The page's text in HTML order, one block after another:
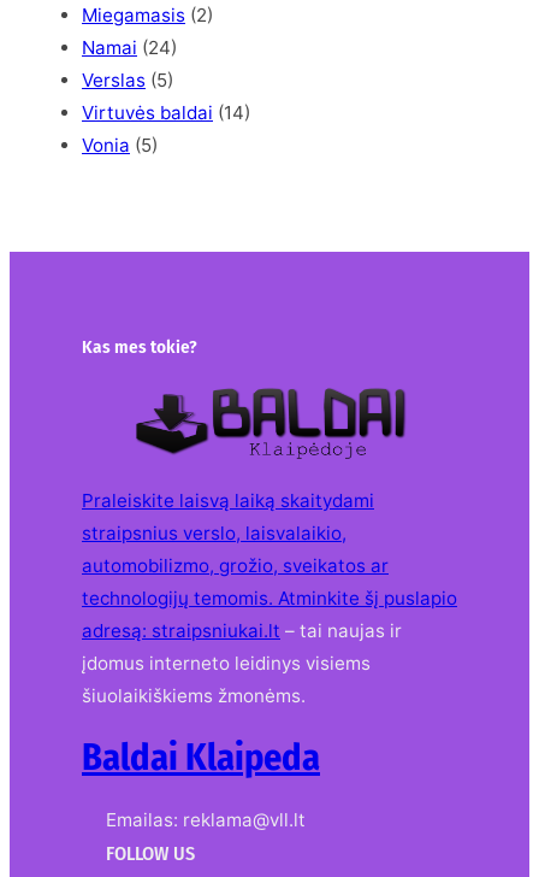
Miegamasis (2)
Namai (24)
Verslas (5)
Virtuvės baldai (14)
Vonia (5)
Kas mes tokie?
Praleiskite laisvą laiką skaitydami
straipsnius verslo, laisvalaikio,
automobilizmo, grožio, sveikatos ar
technologijų temomis. Atminkite šį puslapio
adresą: straipsniukai.lt – tai naujas ir
įdomus interneto leidinys visiems
šiuolaikiškiems žmonėms.
Baldai Klaipeda
Emailas: reklama@vll.lt
FOLLOW US